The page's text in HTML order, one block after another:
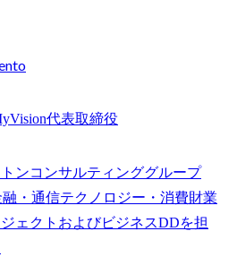
代表取締役
ンコンサルティンググループ
融・通信テクノロジー・消費財業
ェクトおよびビジネスDDを担